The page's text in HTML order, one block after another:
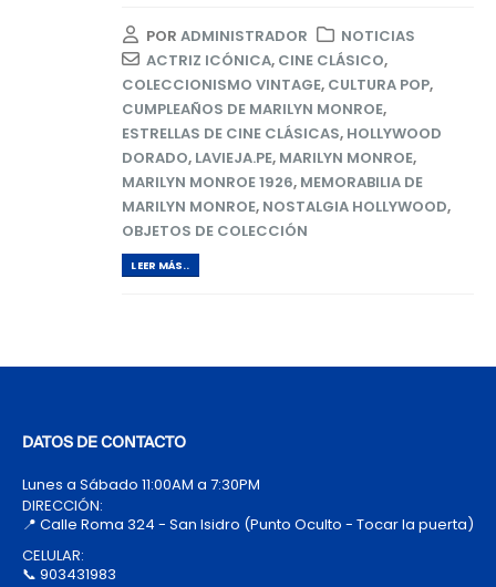
POR ADMINISTRADOR
NOTICIAS
ACTRIZ ICÓNICA, CINE CLÁSICO,
COLECCIONISMO VINTAGE, CULTURA POP,
CUMPLEAÑOS DE MARILYN MONROE,
ESTRELLAS DE CINE CLÁSICAS, HOLLYWOOD
DORADO, LAVIEJA.PE, MARILYN MONROE,
MARILYN MONROE 1926, MEMORABILIA DE
MARILYN MONROE, NOSTALGIA HOLLYWOOD,
OBJETOS DE COLECCIÓN
LEER MÁS..
DATOS DE CONTACTO
Lunes a Sábado 11:00AM a 7:30PM
DIRECCIÓN:
📍 Calle Roma 324 - San Isidro (Punto Oculto - Tocar la puerta)
CELULAR:
📞 903431983